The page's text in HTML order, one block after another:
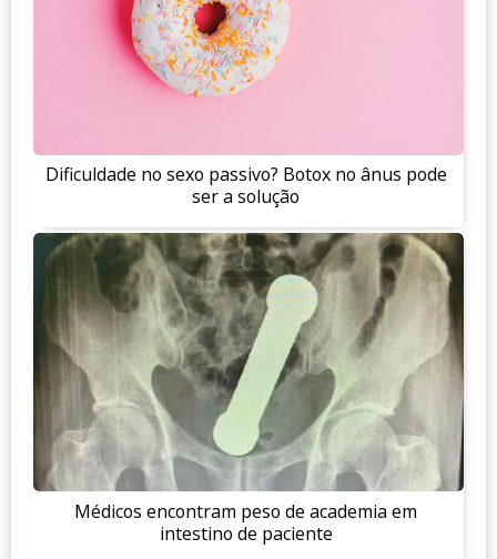
Dificuldade no sexo passivo? Botox no ânus pode
ser a solução
Médicos encontram peso de academia em
intestino de paciente